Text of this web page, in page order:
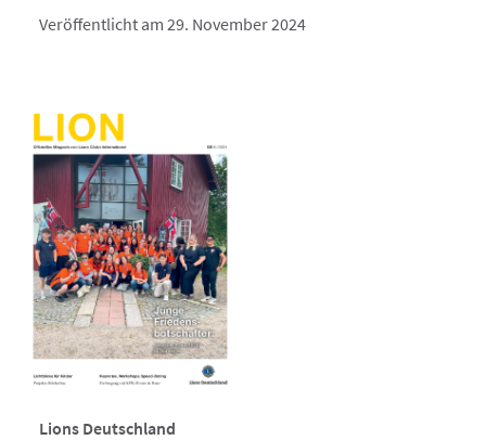
Veröffentlicht am 29. November 2024
Lions Deutschland